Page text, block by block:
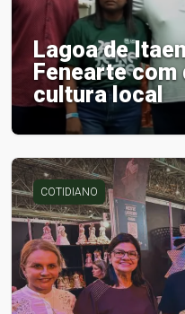
Lagoa de
Fenearte com
cultura local
COTIDIANO